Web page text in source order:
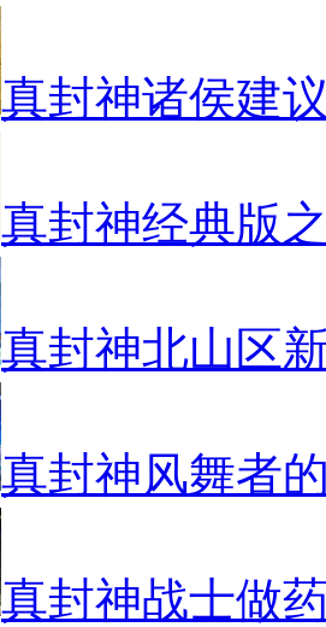
真封神诸侯建
真封神经典版
真封神北山区
真封神风舞者
真封神战士做